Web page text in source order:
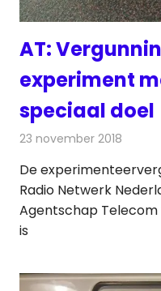
AT:
experiment
speciaal doel
23 november 2018
De
Radio Netwerk
Agentschap Telecom
is